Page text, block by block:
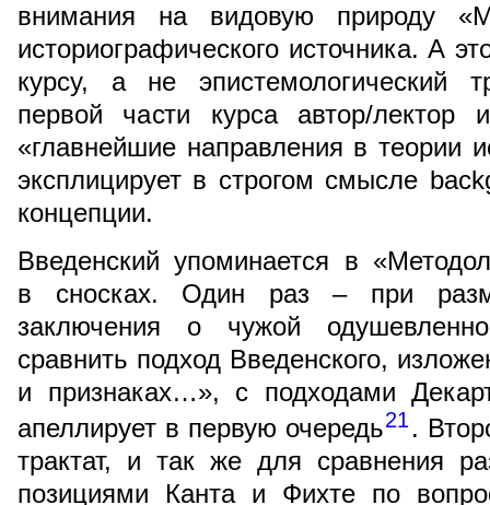
внимания на видовую природу
историографического источника. А
курсу, а не эпистемологический
первой части курса автор/лектор
«главнейшие направления в теории
эксплицирует в строгом смысле
концепции.
Введенский упоминается в
в сносках. Один раз – при
заключения о чужой
сравнить подход Введенского,
и признаках…», с подходами
апеллирует в первую очередь21 .
трактат, и так же для сравнения
позициями Канта и Фихте по